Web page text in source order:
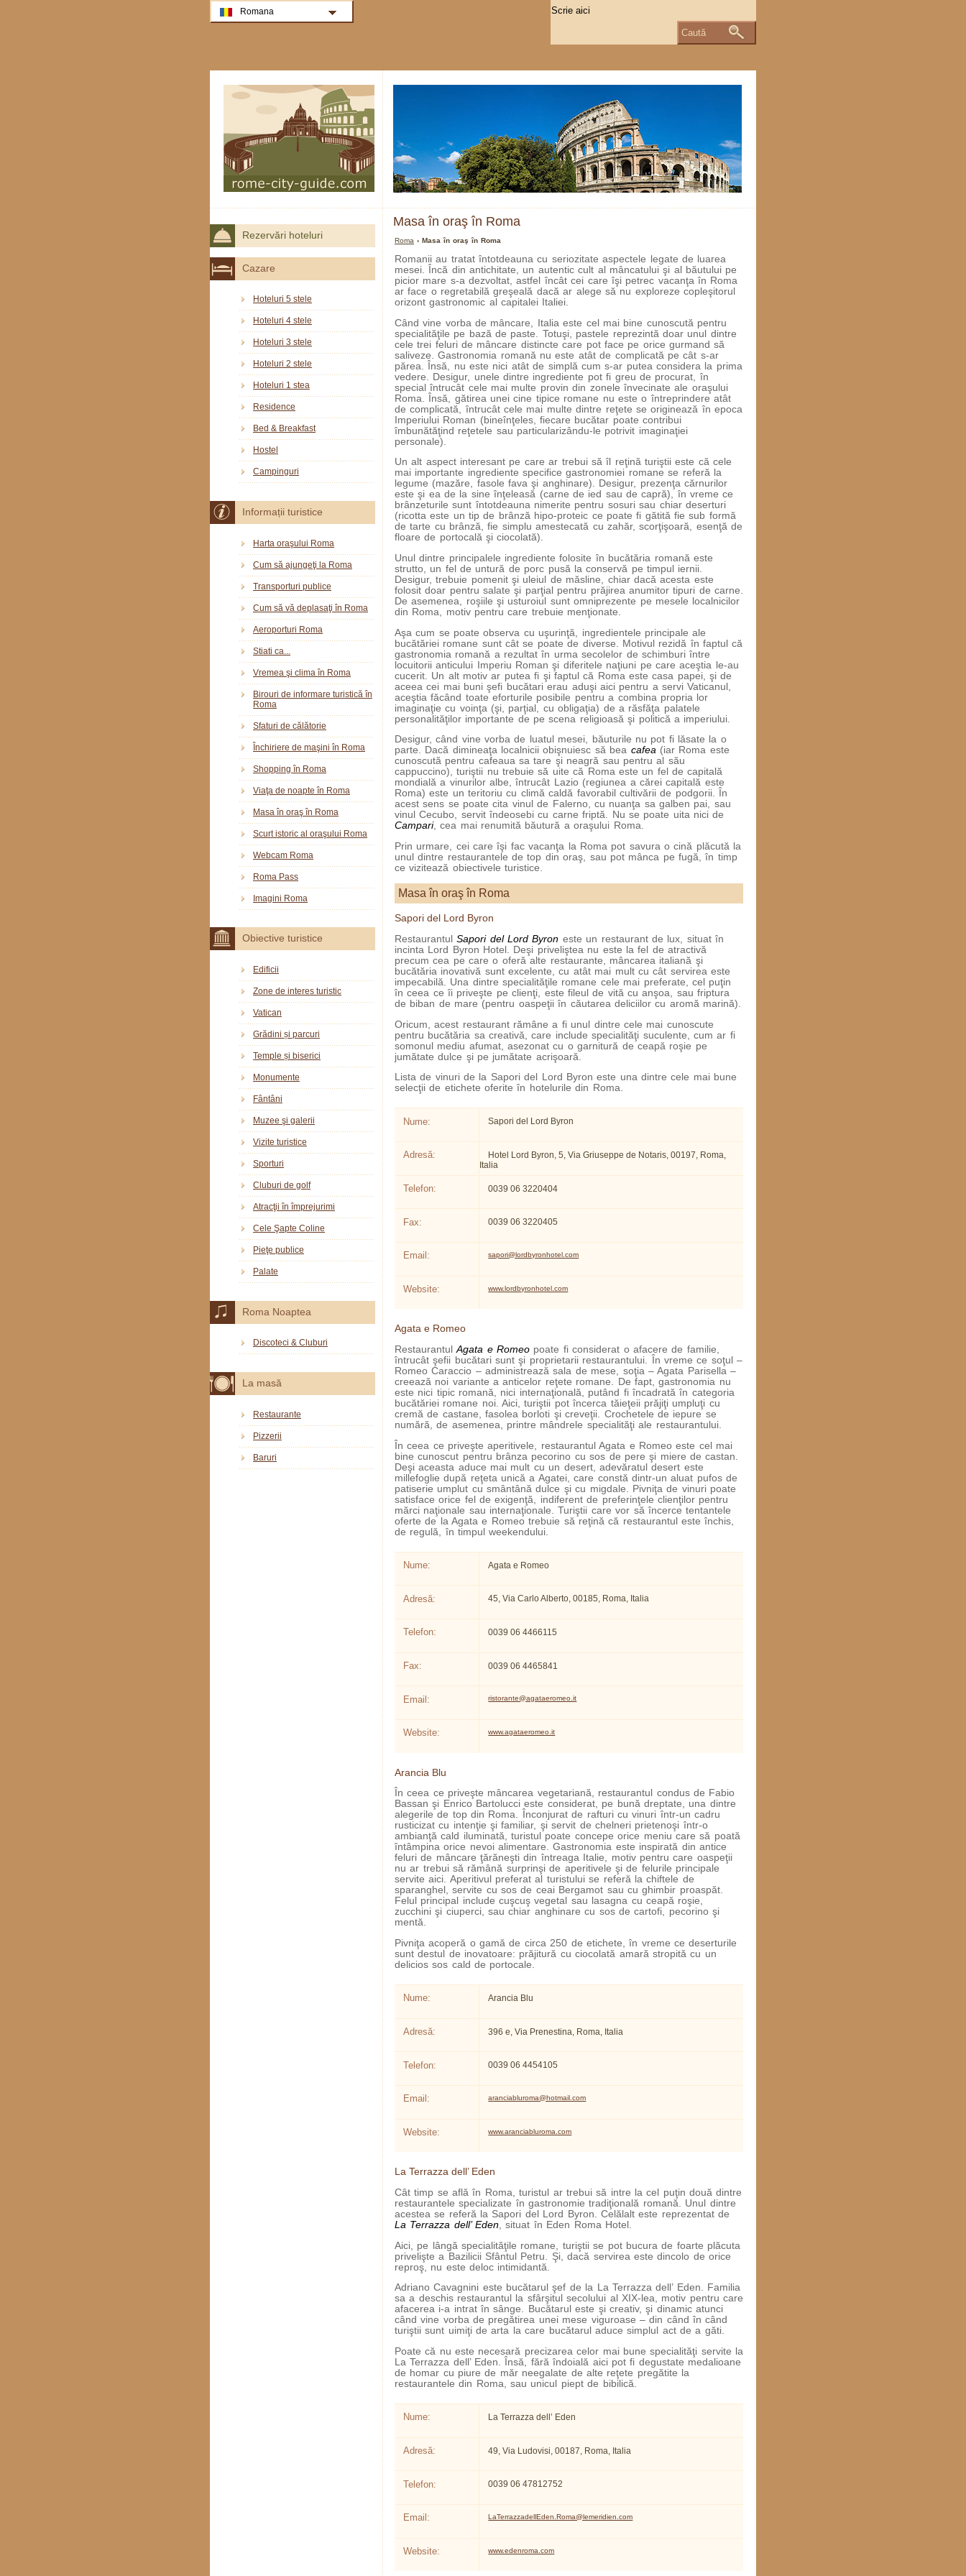
Masa în oraş în Roma
Roma › Masa în oraş în Roma
Romanii au tratat întotdeauna cu seriozitate aspectele legate de luarea
mesei. Încă din antichitate, un autentic cult al mâncatului şi al băutului pe
picior mare s-a dezvoltat, astfel încât cei care îşi petrec vacanţa în Roma
ar face o regretabilă greşeală dacă ar alege să nu exploreze copleşitorul
orizont gastronomic al capitalei Italiei.
Când vine vorba de mâncare, Italia este cel mai bine cunoscută pentru
specialităţile pe bază de paste. Totuşi, pastele reprezintă doar unul dintre
cele trei feluri de mâncare distincte care pot face pe orice gurmand să
saliveze. Gastronomia romană nu este atât de complicată pe cât s-ar
părea. Însă, nu este nici atât de simplă cum s-ar putea considera la prima
vedere. Desigur, unele dintre ingrediente pot fi greu de procurat, în
special întrucât cele mai multe provin din zonele învecinate ale oraşului
Roma. Însă, gătirea unei cine tipice romane nu este o întreprindere atât
de complicată, întrucât cele mai multe dintre reţete se originează în epoca
Imperiului Roman (bineînţeles, fiecare bucătar poate contribui
îmbunătăţind reţetele sau particularizându-le potrivit imaginaţiei
personale).
Un alt aspect interesant pe care ar trebui să îl reţină turiştii este că cele
mai importante ingrediente specifice gastronomiei romane se referă la
legume (mazăre, fasole fava şi anghinare). Desigur, prezenţa cărnurilor
este şi ea de la sine înţeleasă (carne de ied sau de capră), în vreme ce
brânzeturile sunt întotdeauna nimerite pentru sosuri sau chiar deserturi
(ricotta este un tip de brânză hipo-proteic ce poate fi gătită fie sub formă
de tarte cu brânză, fie simplu amestecată cu zahăr, scorţişoară, esenţă de
floare de portocală şi ciocolată).
Unul dintre principalele ingrediente folosite în bucătăria romană este
strutto, un fel de untură de porc pusă la conservă pe timpul iernii.
Desigur, trebuie pomenit şi uleiul de măsline, chiar dacă acesta este
folosit doar pentru salate şi parţial pentru prăjirea anumitor tipuri de carne.
De asemenea, roşiile şi usturoiul sunt omniprezente pe mesele localnicilor
din Roma, motiv pentru care trebuie menţionate.
Aşa cum se poate observa cu uşurinţă, ingredientele principale ale
bucătăriei romane sunt cât se poate de diverse. Motivul rezidă în faptul că
gastronomia romană a rezultat în urma secolelor de schimburi între
locuitorii anticului Imperiu Roman şi diferitele naţiuni pe care aceştia le-au
cucerit. Un alt motiv ar putea fi şi faptul că Roma este casa papei, şi de
aceea cei mai buni şefi bucătari erau aduşi aici pentru a servi Vaticanul,
aceştia făcând toate eforturile posibile pentru a combina propria lor
imaginaţie cu voinţa (şi, parţial, cu obligaţia) de a răsfăţa palatele
personalităţilor importante de pe scena religioasă şi politică a imperiului.
Desigur, când vine vorba de luatul mesei, băuturile nu pot fi lăsate la o
parte. Dacă dimineaţa localnicii obişnuiesc să bea cafea(iar Roma este
cunoscută pentru cafeaua sa tare şi neagră sau pentru al său
cappuccino), turiştii nu trebuie să uite că Roma este un fel de capitală
mondială a vinurilor albe, întrucât Lazio (regiunea a cărei capitală este
Roma) este un teritoriu cu climă caldă favorabil cultivării de podgorii. În
acest sens se poate cita vinul de Falerno, cu nuanţa sa galben pai, sau
vinul Cecubo, servit îndeosebi cu carne friptă. Nu se poate uita nici de
Campari, cea mai renumită băutură a oraşului Roma.
Prin urmare, cei care îşi fac vacanţa la Roma pot savura o cină plăcută la
unul dintre restaurantele de top din oraş, sau pot mânca pe fugă, în timp
ce vizitează obiectivele turistice.
Masa în oraş în Roma
Sapori del Lord Byron
RestaurantulSapori del Lord Byron este un restaurant de lux, situat în
incinta Lord Byron Hotel. Deşi priveliştea nu este la fel de atractivă
precum cea pe care o oferă alte restaurante, mâncarea italiană şi
bucătăria inovativă sunt excelente, cu atât mai mult cu cât servirea este
impecabilă. Una dintre specialităţile romane cele mai preferate, cel puţin
în ceea ce îi priveşte pe clienţi, este fileul de vită cu anşoa, sau friptura
de biban de mare (pentru oaspeţii în căutarea deliciilor cu aromă marină).
Oricum, acest restaurant rămâne a fi unul dintre cele mai cunoscute
pentru bucătăria sa creativă, care include specialităţi suculente, cum ar fi
somonul mediu afumat, asezonat cu o garnitură de ceapă roşie pe
jumătate dulce şi pe jumătate acrişoară.
Lista de vinuri de la Sapori del Lord Byron este una dintre cele mai bune
selecţii de etichete oferite în hotelurile din Roma.
Nume: Sapori del Lord Byron
Adresă:
Hotel Lord Byron, 5, Via Griuseppe de Notaris, 00197, Roma,
Italia
Telefon: 0039 06 3220404
Fax: 0039 06 3220405
Email: sapori@lordbyronhotel.com
Website: www.lordbyronhotel.com
Agata e Romeo
RestaurantulAgata e Romeo poate fi considerat o afacere de familie,
întrucât şefii bucătari sunt şi proprietarii restaurantului. În vreme ce soţul –
Romeo Caraccio – administrează sala de mese, soţia – Agata Parisella –
creează noi variante a anticelor reţete romane. De fapt, gastronomia nu
este nici tipic romană, nici internaţională, putând fi încadrată în categoria
bucătăriei romane noi. Aici, turiştii pot încerca tăieţeii prăjiţi umpluţi cu
cremă de castane, fasolea borloti şi creveţii. Crochetele de iepure se
numără, de asemenea, printre mândrele specialităţi ale restaurantului.
În ceea ce priveşte aperitivele, restaurantul Agata e Romeo este cel mai
bine cunoscut pentru brânza pecorino cu sos de pere şi miere de castan.
Deşi aceasta aduce mai mult cu un desert, adevăratul desert este
millefoglie după reţeta unică a Agatei, care constă dintr-un aluat pufos de
patiserie umplut cu smântână dulce şi cu migdale. Pivniţa de vinuri poate
satisface orice fel de exigenţă, indiferent de preferinţele clienţilor pentru
mărci naţionale sau internaţionale. Turiştii care vor să încerce tentantele
oferte de la Agata e Romeo trebuie să reţină că restaurantul este închis,
de regulă, în timpul weekendului.
Nume: Agata e Romeo
Adresă: 45, Via Carlo Alberto, 00185, Roma, Italia
Telefon: 0039 06 4466115
Fax: 0039 06 4465841
Email: ristorante@agataeromeo.it
Website: www.agataeromeo.it
Arancia Blu
În ceea ce priveşte mâncarea vegetariană, restaurantul condus de Fabio
Bassan şi Enrico Bartolucci este considerat, pe bună dreptate, una dintre
alegerile de top din Roma. Înconjurat de rafturi cu vinuri într-un cadru
rusticizat cu intenţie şi familiar, şi servit de chelneri prietenoşi într-o
ambianţă cald iluminată, turistul poate concepe orice meniu care să poată
întâmpina orice nevoi alimentare. Gastronomia este inspirată din antice
feluri de mâncare ţărăneşti din întreaga Italie, motiv pentru care oaspeţii
nu ar trebui să rămână surprinşi de aperitivele şi de felurile principale
servite aici. Aperitivul preferat al turistului se referă la chiftele de
sparanghel, servite cu sos de ceai Bergamot sau cu ghimbir proaspăt.
Felul principal include cuşcuş vegetal sau lasagna cu ceapă roşie,
zucchini şi ciuperci, sau chiar anghinare cu sos de cartofi, pecorino şi
mentă.
Pivniţa acoperă o gamă de circa 250 de etichete, în vreme ce deserturile
sunt destul de inovatoare: prăjitură cu ciocolată amară stropită cu un
delicios sos cald de portocale.
Nume: Arancia Blu
Adresă: 396 e, Via Prenestina, Roma, Italia
Telefon: 0039 06 4454105
Email: aranciabluroma@hotmail.com
Website: www.aranciabluroma.com
La Terrazza dell’ Eden
Cât timp se află în Roma, turistul ar trebui să intre la cel puţin două dintre
restaurantele specializate în gastronomie tradiţională romană. Unul dintre
acestea se referă la Sapori del Lord Byron. Celălalt este reprezentat de
La Terrazza dell’ Eden, situat în Eden Roma Hotel.
Aici, pe lângă specialităţile romane, turiştii se pot bucura de foarte plăcuta
privelişte a Bazilicii Sfântul Petru. Şi, dacă servirea este dincolo de orice
reproş, nu este deloc intimidantă.
Adriano Cavagnini este bucătarul şef de la La Terrazza dell’ Eden. Familia
sa a deschis restaurantul la sfârşitul secolului al XIX-lea, motiv pentru care
afacerea i-a intrat în sânge. Bucătarul este şi creativ, şi dinamic atunci
când vine vorba de pregătirea unei mese viguroase – din când în când
turiştii sunt uimiţi de arta la care bucătarul aduce simplul act de a găti.
Poate că nu este necesară precizarea celor mai bune specialităţi servite la
La Terrazza dell’ Eden. Însă, fără îndoială aici pot fi degustate medalioane
de homar cu piure de măr neegalate de alte reţete pregătite la
restaurantele din Roma, sau unicul piept de bibilică.
Nume: La Terrazza dell’ Eden
Adresă: 49, Via Ludovisi, 00187, Roma, Italia
Telefon: 0039 06 47812752
Email: LaTerrazzadellEden.Roma@lemeridien.com
Website: www.edenroma.com
Rezervări hoteluri
Cazare
Hoteluri 5 stele
Hoteluri 4 stele
Hoteluri 3 stele
Hoteluri 2 stele
Hoteluri 1 stea
Residence
Bed & Breakfast
Hostel
Campinguri
Informații turistice
Harta oraşului Roma
Cum să ajungeţi la Roma
Transporturi publice
Cum să vă deplasaţi în Roma
Aeroporturi Roma
Stiati ca...
Vremea şi clima în Roma
Birouri de informare turistică în
Roma
Sfaturi de călătorie
Închiriere de maşini în Roma
Shopping în Roma
Viaţa de noapte în Roma
Masa în oraş în Roma
Scurt istoric al oraşului Roma
Webcam Roma
Roma Pass
Imagini Roma
Obiective turistice
Edificii
Zone de interes turistic
Vatican
Grădini și parcuri
Temple și biserici
Monumente
Fântâni
Muzee şi galerii
Vizite turistice
Sporturi
Cluburi de golf
Atracţii în împrejurimi
Cele Şapte Coline
Pieţe publice
Palate
Roma Noaptea
Discoteci & Cluburi
La masă
Restaurante
Pizzerii
Baruri
Romana
Caută